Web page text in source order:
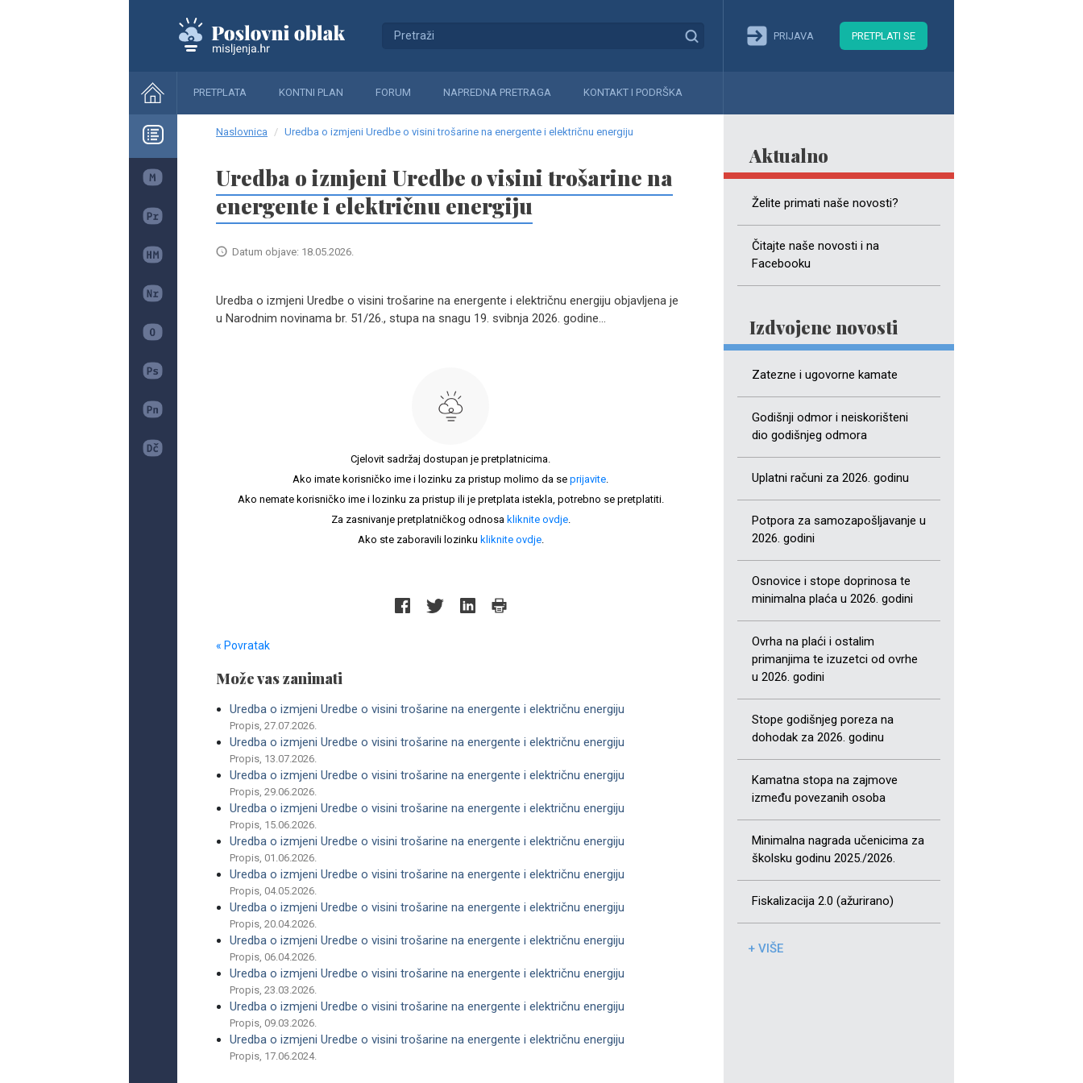
PRIJAVA PRETPLATI SE
PRETPLATA KONTNI PLAN FORUM NAPREDNA PRETRAGA KONTAKT I PODRŠKA
Aktualno
Želite primati naše novosti?
Čitajte naše novosti i na
Facebooku
Izdvojene novosti
Zatezne i ugovorne kamate
Godišnji odmor i neiskorišteni
dio godišnjeg odmora
Uplatni računi za 2026. godinu
Potpora za samozapošljavanje u
2026. godini
Osnovice i stope doprinosa te
minimalna plaća u 2026. godini
Ovrha na plaći i ostalim
primanjima te izuzetci od ovrhe
u 2026. godini
Stope godišnjeg poreza na
dohodak za 2026. godinu
Kamatna stopa na zajmove
između povezanih osoba
Minimalna nagrada učenicima za
školsku godinu 2025./2026.
Fiskalizacija 2.0 (ažurirano)
+ VIŠE
Naslovnica Uredba o izmjeni Uredbe o visini trošarine na energente i električnu energiju
Uredba o izmjeni Uredbe o visini trošarine na
energente i električnu energiju
Datum objave: 18.05.2026.
Uredba o izmjeni Uredbe o visini trošarine na energente i električnu energiju objavljena je
u Narodnim novinama br. 51/26., stupa na snagu 19. svibnja 2026. godine...
Cjelovit sadržaj dostupan je pretplatnicima.
Ako imate korisničko ime i lozinku za pristup molimo da se prijavite.
Ako nemate korisničko ime i lozinku za pristup ili je pretplata istekla, potrebno se pretplatiti.
Za zasnivanje pretplatničkog odnosa kliknite ovdje.
Ako ste zaboravili lozinku kliknite ovdje.
« Povratak
Može vas zanimati
Uredba o izmjeni Uredbe o visini trošarine na energente i električnu energiju
Propis, 27.07.2026.
Uredba o izmjeni Uredbe o visini trošarine na energente i električnu energiju
Propis, 13.07.2026.
Uredba o izmjeni Uredbe o visini trošarine na energente i električnu energiju
Propis, 29.06.2026.
Uredba o izmjeni Uredbe o visini trošarine na energente i električnu energiju
Propis, 15.06.2026.
Uredba o izmjeni Uredbe o visini trošarine na energente i električnu energiju
Propis, 01.06.2026.
Uredba o izmjeni Uredbe o visini trošarine na energente i električnu energiju
Propis, 04.05.2026.
Uredba o izmjeni Uredbe o visini trošarine na energente i električnu energiju
Propis, 20.04.2026.
Uredba o izmjeni Uredbe o visini trošarine na energente i električnu energiju
Propis, 06.04.2026.
Uredba o izmjeni Uredbe o visini trošarine na energente i električnu energiju
Propis, 23.03.2026.
Uredba o izmjeni Uredbe o visini trošarine na energente i električnu energiju
Propis, 09.03.2026.
Uredba o izmjeni Uredbe o visini trošarine na energente i električnu energiju
Propis, 17.06.2024.